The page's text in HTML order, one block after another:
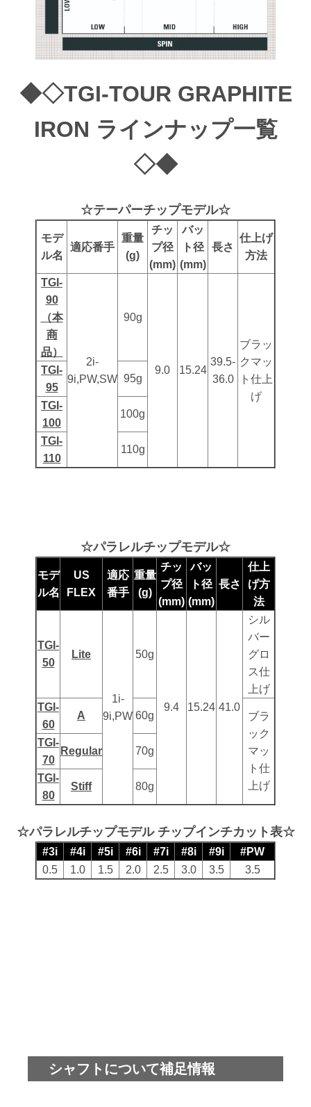
お買い物を続ける カートへ進む
お買い物を続ける パーツの選択へ進む
◆◇TGI-TOUR GRAPHITE
IRON ラインナップ一覧
◇◆
☆テーパーチップモデル☆
モデ
ル名
適応番手
重量
(g)
チッ
プ径
(mm)
バッ
ト径
(mm)
長さ
仕上げ
方法
TGI-
90
（本
商
品）
2i-
9i,PW,SW
90g
9.0 15.24
39.5-
36.0
ブラッ
クマッ
ト仕上
げ
TGI-
95
95g
TGI-
100
100g
TGI-
110
110g
☆パラレルチップモデル☆
モデ
ル名
US
FLEX
適応
番手
重量
(g)
チッ
プ径
(mm)
バッ
ト径
(mm)
長さ
仕上
げ方
法
TGI-
50
Lite
1i-
9i,PW
50g
9.4 15.24 41.0
シル
バー
グロ
ス仕
上げ
TGI-
60
A 60g
ブラ
ック
マッ
ト仕
上げ
TGI-
70
Regular 70g
TGI-
80
Stiff 80g
☆パラレルチップモデル チップインチカット表☆
#3i #4i #5i #6i #7i #8i #9i
#PW
0.5
1.0 1.5 2.0 2.5 3.0 3.5 3.5
シャフトについて補足情報